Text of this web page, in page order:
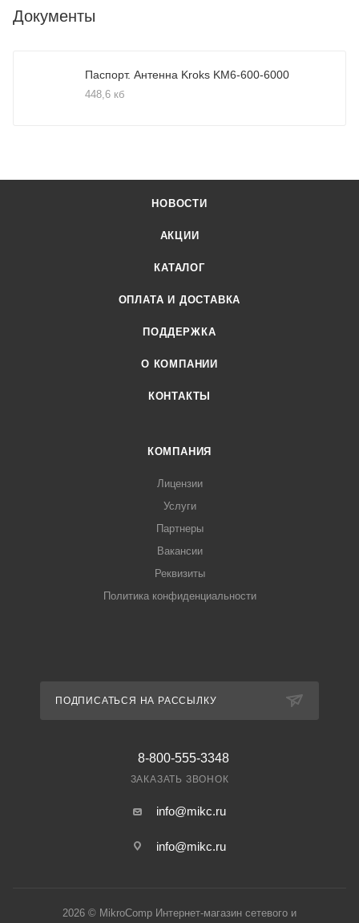
Документы
Паспорт. Антенна Kroks KM6-600-6000
448,6 кб
НОВОСТИ
АКЦИИ
КАТАЛОГ
ОПЛАТА И ДОСТАВКА
ПОДДЕРЖКА
О КОМПАНИИ
КОНТАКТЫ
КОМПАНИЯ
Лицензии
Услуги
Партнеры
Вакансии
Реквизиты
Политика конфиденциальности
ПОДПИСАТЬСЯ НА РАССЫЛКУ
8-800-555-3348
ЗАКАЗАТЬ ЗВОНОК
info@mikc.ru
info@mikc.ru
2026 © MikroComp Интернет-магазин сетевого и